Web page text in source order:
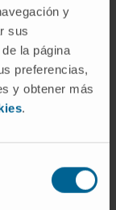
y
sus
la página
preferencias,
y obtener más
.